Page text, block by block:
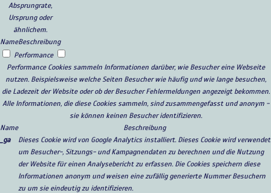
Absprungrate,
Ursprung oder
ähnlichem.
NameBeschreibung
Performance
Performance Cookies sammeln Informationen darüber, wie Besucher eine Webseite
nutzen. Beispielsweise welche Seiten Besucher wie häufig und wie lange besuchen,
die Ladezeit der Website oder ob der Besucher Fehlermeldungen angezeigt bekommen.
Alle Informationen, die diese Cookies sammeln, sind zusammengefasst und anonym -
sie können keinen Besucher identifizieren.
Name
Beschreibung
_ga
Dieses Cookie wird von Google Analytics installiert. Dieses Cookie wird verwendet
um Besucher-, Sitzungs- und Kampagnendaten zu berechnen und die Nutzung
der Website für einen Analysebericht zu erfassen. Die Cookies speichern diese
Informationen anonym und weisen eine zufällig generierte Nummer Besuchern
zu um sie eindeutig zu identifizieren.